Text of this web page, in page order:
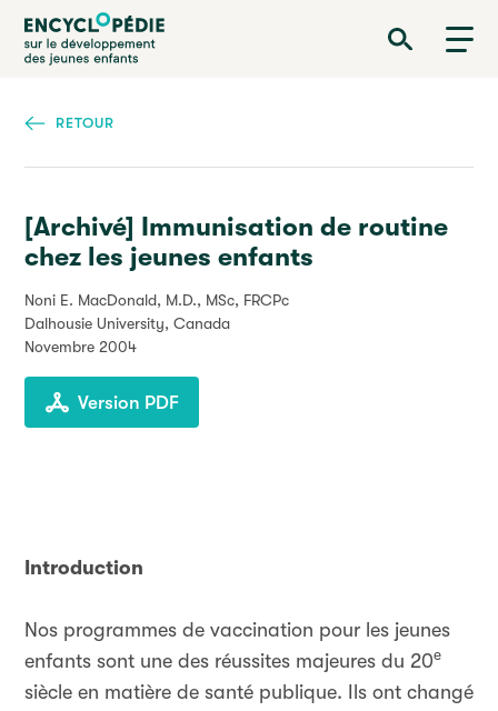
Aller
contenu
Encyclopédie sur le développement des jeunes enfants
RETOUR
[Archivé] Immunisation de routine
chez les jeunes enfants
Noni E. MacDonald, M.D., MSc, FRCPc
Dalhousie University, Canada
Novembre 2004
Version PDF
Introduction
Nos programmes de vaccination pour les jeunes
enfants sont une des réussites majeures du 20e
siècle en matière de santé publique. Ils ont changé